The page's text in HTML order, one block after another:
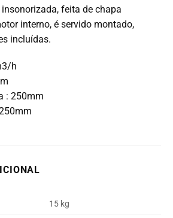
feita de chapa
interno, é servido montado,
incluídas.
h
: 250mm
15 kg